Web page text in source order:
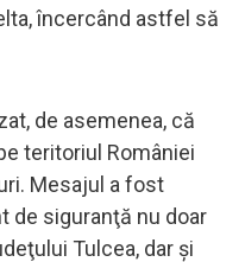
încercând astfel să
de asemenea, că
teritoriul României
Mesajul a fost
de siguranţă nu doar
Tulcea, dar şi